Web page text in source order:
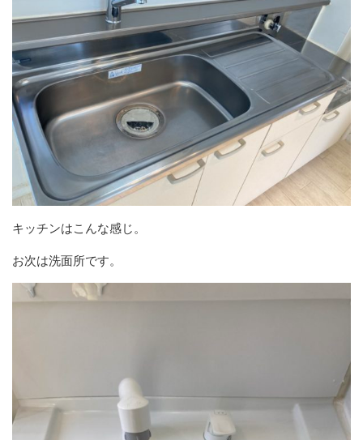
キッチンはこんな感じ。
お次は洗面所です。